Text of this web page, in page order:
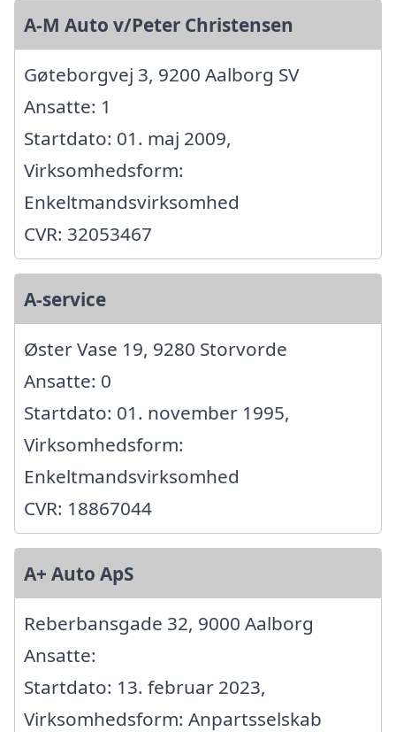
A-M Auto v/Peter Christensen
Gøteborgvej 3, 9200 Aalborg SV
Ansatte: 1
Startdato: 01. maj 2009,
Virksomhedsform:
Enkeltmandsvirksomhed
CVR: 32053467
A-service
Øster Vase 19, 9280 Storvorde
Ansatte: 0
Startdato: 01. november 1995,
Virksomhedsform:
Enkeltmandsvirksomhed
CVR: 18867044
A+ Auto ApS
Reberbansgade 32, 9000 Aalborg
Ansatte:
Startdato: 13. februar 2023,
Virksomhedsform: Anpartsselskab